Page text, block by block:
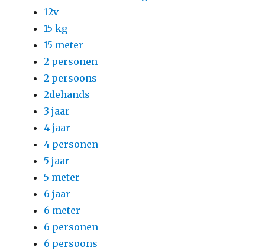
12v
15 kg
15 meter
2 personen
2 persoons
2dehands
3 jaar
4 jaar
4 personen
5 jaar
5 meter
6 jaar
6 meter
6 personen
6 persoons